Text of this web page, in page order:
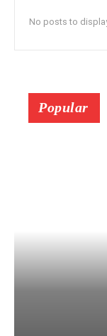
No posts to
Popular